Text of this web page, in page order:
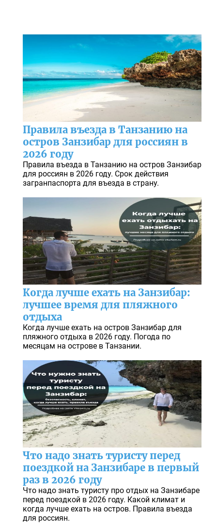
Правила въезда в Танзанию на
остров Занзибар для россиян в
2026 году
Правила въезда в Танзанию на остров Занзибар
для россиян в 2026 году. Срок действия
загранпаспорта для въезда в страну.
Когда лучше ехать на Занзибар:
лучшее время для пляжного
отдыха
Когда лучше ехать на остров Занзибар для
пляжного отдыха в 2026 году. Погода по
месяцам на острове в Танзании.
Что надо знать туристу перед
поездкой на Занзибаре в первый
раз в 2026 году
Что надо знать туристу про отдых на Занзибаре
перед поездкой в 2026 году. Какой климат и
когда лучше ехать на остров. Правила въезда
для россиян.